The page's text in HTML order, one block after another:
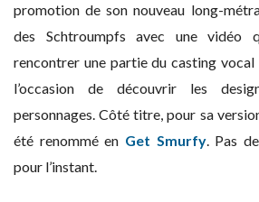
promotion de son nouveau long-
des Schtroumpfs avec une vidéo
rencontrer une partie du casting vocal
l’occasion de découvrir les
personnages. Côté titre, pour sa
été renommé en Get Smurfy. Pas
pour l’instant.